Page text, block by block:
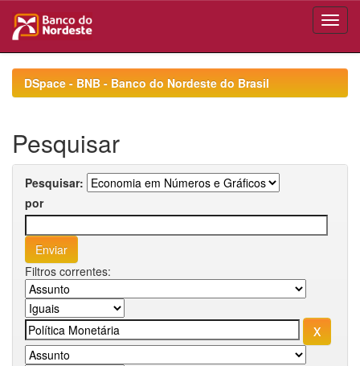
navigationDSpace - BNB - Banco do Nordeste do Brasil
Pesquisar
Pesquisar:
por
Filtros correntes: